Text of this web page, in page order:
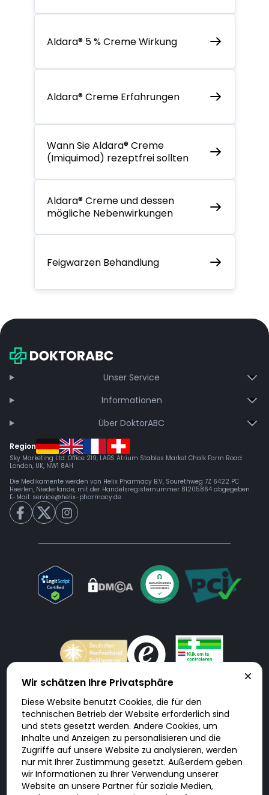
Aldara® 5 % Creme Wirkung
Aldara® Creme Erfahrungen
Wann Sie Aldara® Creme
(Imiquimod) rezeptfrei sollten
Aldara® Creme und dessen
mögliche Nebenwirkungen
Feigwarzen Behandlung
Unser Service
Informationen
Über DoktorABC
Region
Sky Marketing Ltd. Office 219, LABS Atrium Stables Market Chalk Farm Road
London, UK, NW1 8AH
Die Medikamente werden von Helix Pharmacy B.V, Sourethweg 7Z 6422 PC
Heerlen, Niederlande, mit der Handelsregisternummer 81205864 abgegeben.
E-Mail: service@helix-pharmacy.de
Doktorabc.com ist eine Vermittlungsplattform. Doktorabc ist ausdrücklich
keine Internetapotheke. Doktorabc bietet keine Medikamente oder
sonstige Produkte an oder liefert diese. Jegliche Informationen zu
Produkten, Medikamenten und Preisen auf der Internetseite beinhalten
kein Angebot von Doktorabc an Sie. Für die Einhaltung der in Ihrem Land
geltenden Gesetze und sonstigen Rechtsvorschriften sind Sie als Nutzer
selbst verantwortlich. Die Nutzung unseres Services auf Doktorabc durch
Sie erfolgt auf eigenes Risiko und in eigener Verantwortung. Sie erklären,
diese Internetseite aus eigener Initiative zu besuchen und zu nutzen.
Wir schätzen Ihre Privatsphäre
Diese Website benutzt Cookies, die für den
technischen Betrieb der Website erforderlich sind
und stets gesetzt werden. Andere Cookies, um
Inhalte und Anzeigen zu personalisieren und die
Zugriffe auf unsere Website zu analysieren, werden
nur mit Ihrer Zustimmung gesetzt. Außerdem geben
wir Informationen zu Ihrer Verwendung unserer
Website an unsere Partner für soziale Medien,